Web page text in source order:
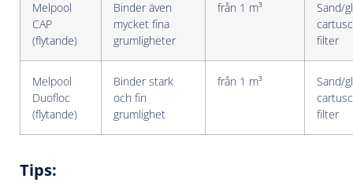
Melpool
CAP
(flytande)
Binder även
mycket fina
grumligheter
från 1 m³
Sand/
filter
Melpool
Duofloc
(flytande)
Binder stark
och fin
grumlighet
från 1 m³
Sand/
filter
Tips: